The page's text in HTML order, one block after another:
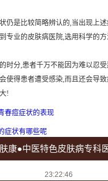
仍是比较简略辨认的,当出现上
专业的皮肤病医院,选用科学的
时分,患者千万不能因为难以忍
使得患者遭受感染,而且还会导
!
春痘症状的表现
症状有哪些呢
肤康●中医特色皮肤病专科
23:22:46